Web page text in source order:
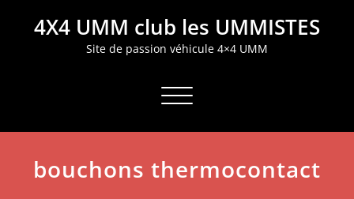
4X4 UMM club les UMMISTES
Site de passion véhicule 4×4 UMM
Afficher/masquer la navigation
bouchons thermocontact